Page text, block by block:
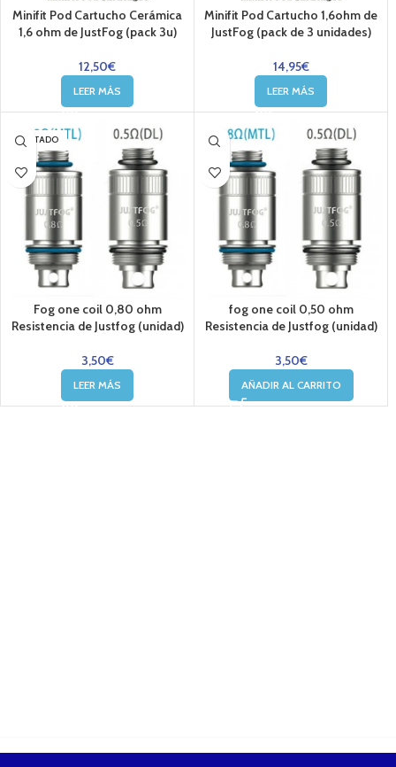
Minifit Pod Cartucho Cerámica
1,6 ohm de JustFog (pack 3u)
12,50€
LEER MÁS
Minifit Pod Cartucho 1,6ohm de
JustFog (pack de 3 unidades)
14,95€
LEER MÁS
AGOTADO
Fog one coil 0,80 ohm
Resistencia de Justfog (unidad)
3,50€
LEER MÁS
fog one coil 0,50 ohm
Resistencia de Justfog (unidad)
3,50€
AÑADIR AL CARRITO